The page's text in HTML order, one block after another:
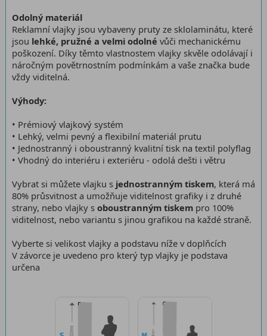
Odolný materiál
Reklamní vlajky jsou vybaveny pruty ze sklolaminátu, které
jsou lehké, pružné a velmi odolné vůči mechanickému
poškození. Díky těmto vlastnostem vlajky skvěle odolávají i
náročným povětrnostním podmínkám a vaše značka bude
vždy viditelná.
Výhody:
• Prémiový vlajkový systém
• Lehký, velmi pevný a flexibilní materiál prutu
• Jednostranný i oboustranný kvalitní tisk na textil polyflag
• Vhodný do interiéru i exteriéru - odolá dešti i větru
Vybrat si můžete vlajku s jednostranným tiskem, která má
80% průsvitnost a umožňuje viditelnost grafiky i z druhé
strany, nebo vlajky s oboustranným tiskem pro 100%
viditelnost, nebo variantu s jinou grafikou na každé straně.
Vyberte si velikost vlajky a podstavu níže v doplňcích
V závorce je uvedeno pro který typ vlajky je podstava
určena